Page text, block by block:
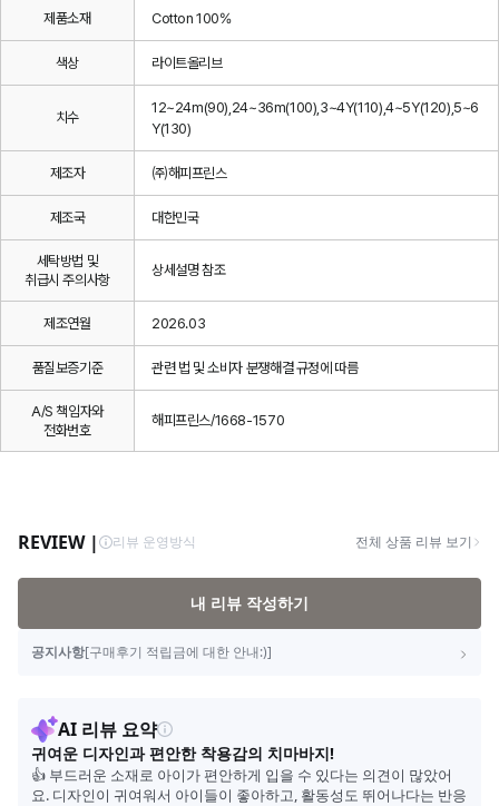
제품소재 Cotton 100%
색상 라이트올리브
치수
12~24m(90),24~36m(100),3~4Y(110),4~5Y(120),5~6
Y(130)
제조자 ㈜해피프린스
제조국 대한민국
세탁방법 및
취급시 주의사항
상세설명 참조
제조연월 2026.03
품질보증기준 관련 법 및 소비자 분쟁해결 규정에 따름
A/S 책임자와
전화번호
해피프린스/1668-1570